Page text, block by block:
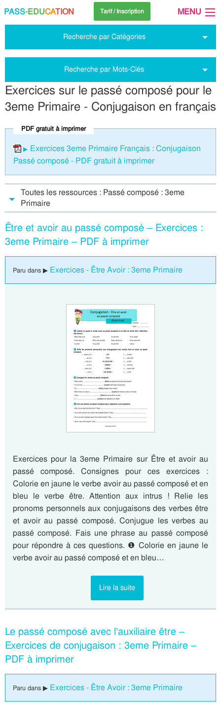
PASS-EDUCATION Tarif / Inscription MENU
Recherche par Catégories
Recherche par Mots-Clés
Exercices sur le passé composé pour le
3eme Primaire - Conjugaison en français
PDF gratuit à imprimer
Exercices 3eme Primaire Français : Conjugaison
Passé composé - PDF gratuit à imprimer
Toutes les ressources : Passé composé : 3eme
Primaire
Être et avoir au passé composé – Exercices :
3eme Primaire – PDF à imprimer
Paru dans ▶ Exercices - Être Avoir : 3eme Primaire
Exercices pour la 3eme Primaire sur Être et avoir au
passé composé. Consignes pour ces exercices :
Colorie en jaune le verbe avoir au passé composé et en
bleu le verbe être. Attention aux intrus ! Relie les
pronoms personnels aux conjugaisons des verbes être
et avoir au passé composé. Conjugue les verbes au
passé composé. Fais une phrase au passé composé
pour répondre à ces questions. ❶ Colorie en jaune le
verbe avoir au passé composé et en bleu…
Lire la suite
Le passé composé avec l’auxiliaire être –
Exercices de conjugaison : 3eme Primaire –
PDF à imprimer
Paru dans ▶ Exercices - Être Avoir : 3eme Primaire